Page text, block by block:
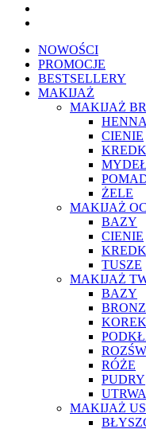
NOWOŚCI
PROMOCJE
BESTSELLERY
MAKIJAŻ
MAKIJAŻ
HENNA
CIENIE
ŻELE
MAKIJAŻ
BAZY
CIENIE
TUSZE
MAKIJAŻ
BAZY
RÓŻE
PUDRY
MAKIJAŻ